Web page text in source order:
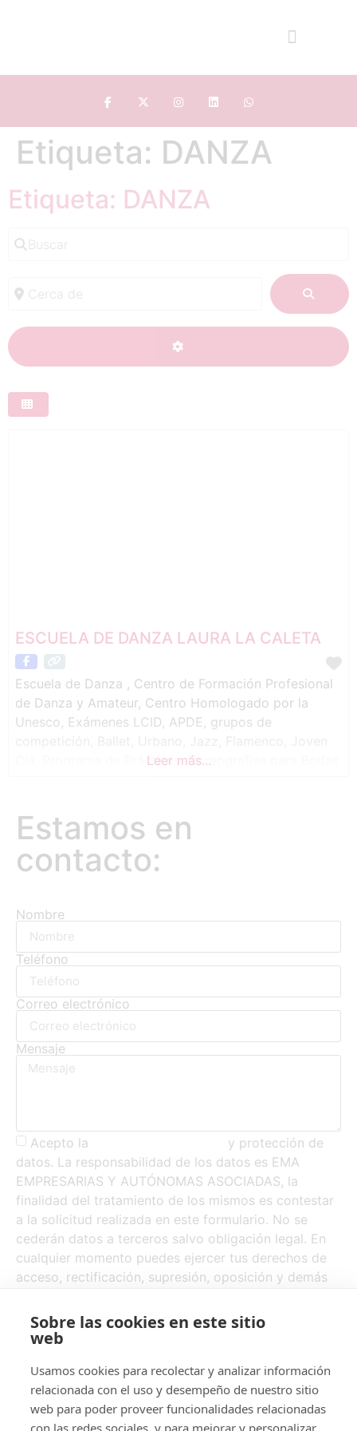
Etiqueta: DANZA
Etiqueta: DANZA
ESCUELA DE DANZA LAURA LA CALETA
Escuela de Danza , Centro de Formación Profesional
de Danza y Amateur, Centro Homologado por la
Unesco, Exámenes LCID, APDE, grupos de
Cía, Programa de Prácticas, Coreografías para Bodas
Leer más...
Estamos en
contacto:
Nombre
Teléfono
Correo electrónico
Mensaje
Acepto la
y protección de
datos. La responsabilidad de los datos es EMA
EMPRESARIAS Y AUTÓNOMAS ASOCIADAS, la
finalidad del tratamiento de los mismos es contestar
a la solicitud realizada en este formulario. No se
cederán datos a terceros salvo obligación legal. En
cualquier momento puedes ejercer tus derechos de
acceso, rectificación, supresión, oposición y demás
info@emaempresariasasociadas.es
Sobre las cookies en este sitio
web
Usamos cookies para recolectar y analizar información
relacionada con el uso y desempeño de nuestro sitio
web para poder proveer funcionalidades relacionadas
con las redes sociales, y para mejorar y personalizar